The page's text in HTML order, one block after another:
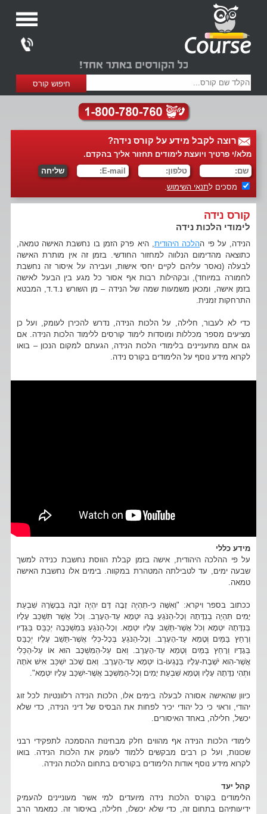
רוצה לקבל מידע על קורס נידה?
מלא/י פרטיך ויועצת לימודים תחזור אליך בהקדם.
מסכים לתנאי השימוש.
קורס נידה
לימודי הלכות נידה
הנידה, על פי ההלכה היהודית, היא פרק הזמן בו נחשבת האישה טמאה,
כתוצאה מהדימום הנלווה למחזור החודשי. בזמן זה אין מותרת האישה
לבעלה (נאסר עליהם לקיים יחסי אישות, ועבירה על איסור זה נחשבת
לחמורה במיוחד), ובקהילות רבות אף אסור כל מגע בין הבעל לאישה
בזמן אישה, ומכאן משמעות שמה של הנידה – מן השורש נ.ד.ד, המבטא
התרחקות זמנית.
כדי לא לעבור, חלילה, על הלכות הנידה, נדרש להכירן לעומק, ועל כן
מציעים מספר מכללות ומוסדות לימוד קורסים ללימוד הלכות הנידה. אם
גם אתם מתעניינים בלימודי הלכות הנידה, הגעתם למקום הנכון – בואו
לקרוא מידע נוסף על הלימודים בקורס נידה.
מידע כללי
על פי ההלכה היהודית, אישה בזמן קבלת הווסת נחשבת כנידה למשך
שבעה ימים, עד לטבילתה המטהרת במקווה. בימים אלו נחשבת האישה
טמאה.
ככתוב בספר ויקרא: "וְאִשָּׁה כִּי-תִהְיֶה זָבָה דָּם יִהְיֶה זֹבָהּ בִּבְשָׂרָהּ שִׁבְעַת
יָמִים תִּהְיֶה בְנִדָּתָהּ וְכָל-הַנֹּגֵעַ בָּהּ יִטְמָא עַד-הָעָרֶב. וְכֹל אֲשֶׁר תִּשְׁכַּב עָלָיו
בְּנִדָּתָהּ יִטְמָא וְכֹל אֲשֶׁר-תֵּשֵׁב עָלָיו יִטְמָא. וְכָל-הַנֹּגֵעַ בְּמִשְׁכָּבָהּ יְכַבֵּס בְּגָדָיו
וְרָחַץ בַּמַּיִם וְטָמֵא עַד-הָעָרֶב. וְכָל-הַנֹּגֵעַ בְּכָל-כְּלִי אֲשֶׁר-תֵּשֵׁב עָלָיו יְכַבֵּס
בְּגָדָיו וְרָחַץ בַּמַּיִם וְטָמֵא עַד-הָעָרֶב. וְאִם עַל-הַמִּשְׁכָּב הוּא אוֹ עַל-הַכְּלִי
אֲשֶׁר-הִוא יֹשֶׁבֶת-עָלָיו בְּנָגְעוֹ-בוֹ יִטְמָא עַד-הָעָרֶב. וְאִם שָׁכֹב יִשְׁכַּב אִישׁ אֹתָהּ
וּתְהִי נִדָּתָהּ עָלָיו וְטָמֵא שִׁבְעַת יָמִים וְכָל-הַמִּשְׁכָּב אֲשֶׁר-יִשְׁכַּב עָלָיו יִטְמָא".
כיוון שהאישה אסורה לבעלה בימים אלו, הלכות הנידה רלוונטיות לכל זוג
יהודי, וראוי כי כל יהודי יכיר לפחות את הבסיס של דיני הנידה, כדי שלא
יכשל, חלילה, באחד האיסורים.
לימודי הלכות הנידה אף מהווים חלק מבחינות ההסמכה לתפקידי רבני
שכונות, ועל כן רבים מבקשים ללמוד לעומק את הלכות הנידה. בואו
לקרוא מידע נוסף אודות הלימודים בקורסים בתחום הלכות הנידה.
קהל יעד
הלימודים בקורס הלכות נידה מיועדים למי אשר מעוניינים להעמיק
ידיעותיהם בתחום זה, כדי שלא יכשלו, חלילה, באיסור זה. כמאמר הרב